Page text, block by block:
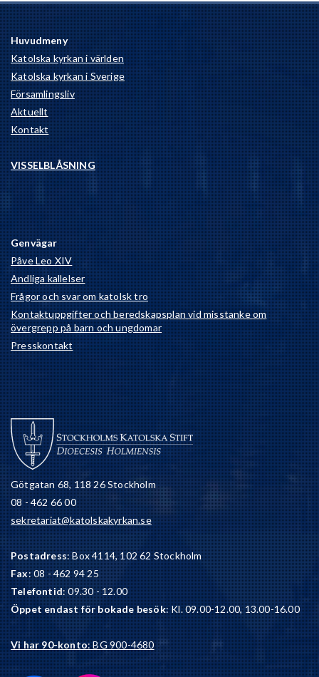
Huvudmeny
Katolska kyrkan i världen
Katolska kyrkan i Sverige
Församlingsliv
Aktuellt
Kontakt
VISSELBLÅSNING
Genvägar
Påve Leo XIV
Andliga kallelser
Frågor och svar om katolsk tro
Kontaktuppgifter och beredskapsplan vid misstanke om
övergrepp på barn och ungdomar
Presskontakt
Götgatan 68, 118 26 Stockholm
08 - 462 66 00
sekretariat@katolskakyrkan.se
Postadress: Box 4114, 102 62 Stockholm
Fax: 08 - 462 94 25
Telefontid: 09.30 - 12.00
Öppet endast för bokade besök: Kl. 09.00-12.00, 13.00-16.00
Vi har 90-konto: BG 900-4680